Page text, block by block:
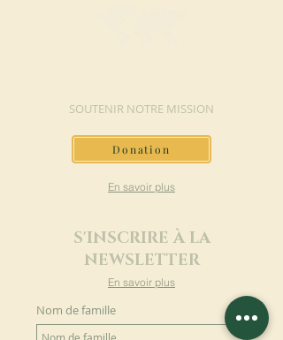
SOUTENIR NOTRE MISSION
Donation
En savoir plus
S'INSCRIRE À LA
NEWSLETTER
En savoir plus
Nom de famille